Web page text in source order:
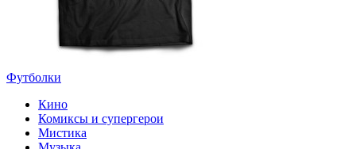
Футболки
Кино
Комиксы и супергерои
Мистика